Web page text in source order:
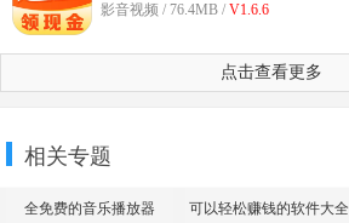
影音视频 / 76.4MB / V1.6.6
点击查看更多
相关专题
全免费的音乐播放器 可以轻松赚钱的软件大全